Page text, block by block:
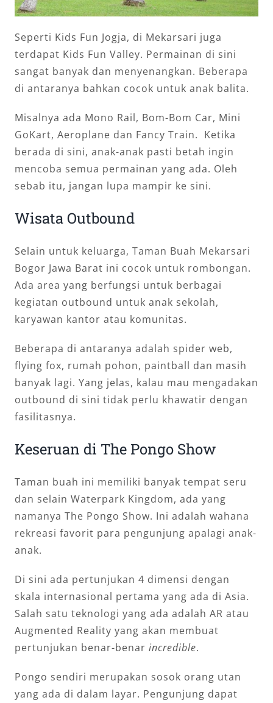
Seperti Kids Fun Jogja, di Mekarsari juga
terdapat Kids Fun Valley. Permainan di sini
sangat banyak dan menyenangkan. Beberapa
di antaranya bahkan cocok untuk anak balita.
Misalnya ada Mono Rail, Bom-Bom Car, Mini
GoKart, Aeroplane dan Fancy Train. Ketika
berada di sini, anak-anak pasti betah ingin
mencoba semua permainan yang ada. Oleh
sebab itu, jangan lupa mampir ke sini.
Wisata Outbound
Selain untuk keluarga, Taman Buah Mekarsari
Bogor Jawa Barat ini cocok untuk rombongan.
Ada area yang berfungsi untuk berbagai
kegiatan outbound untuk anak sekolah,
karyawan kantor atau komunitas.
Beberapa di antaranya adalah spider web,
flying fox, rumah pohon, paintball dan masih
banyak lagi. Yang jelas, kalau mau mengadakan
outbound di sini tidak perlu khawatir dengan
fasilitasnya.
Keseruan di The Pongo Show
Taman buah ini memiliki banyak tempat seru
dan selain Waterpark Kingdom, ada yang
namanya The Pongo Show. Ini adalah wahana
rekreasi favorit para pengunjung apalagi anak-
anak.
Di sini ada pertunjukan 4 dimensi dengan
skala internasional pertama yang ada di Asia.
Salah satu teknologi yang ada adalah AR atau
Augmented Reality yang akan membuat
pertunjukan benar-benar incredible.
Pongo sendiri merupakan sosok orang utan
yang ada di dalam layar. Pengunjung dapat